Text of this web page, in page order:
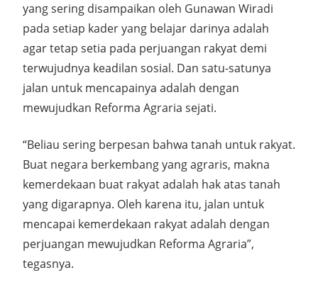
yang sering disampaikan oleh Gunawan Wiradi
pada setiap kader yang belajar darinya adalah
agar tetap setia pada perjuangan rakyat demi
terwujudnya keadilan sosial. Dan satu-satunya
jalan untuk mencapainya adalah dengan
mewujudkan Reforma Agraria sejati.
“Beliau sering berpesan bahwa tanah untuk rakyat.
Buat negara berkembang yang agraris, makna
kemerdekaan buat rakyat adalah hak atas tanah
yang digarapnya. Oleh karena itu, jalan untuk
mencapai kemerdekaan rakyat adalah dengan
perjuangan mewujudkan Reforma Agraria”,
tegasnya.